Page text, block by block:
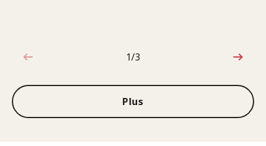
1sur3
1/3
Plus